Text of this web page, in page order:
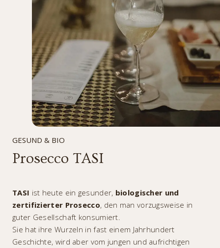
GESUND & BIO
Prosecco TASI
TASI ist heute ein gesunder, biologischer und
zertifizierter Prosecco, den man vorzugsweise in
guter Gesellschaft konsumiert.
Sie hat ihre Wurzeln in fast einem Jahrhundert
Geschichte, wird aber vom jungen und aufrichtigen